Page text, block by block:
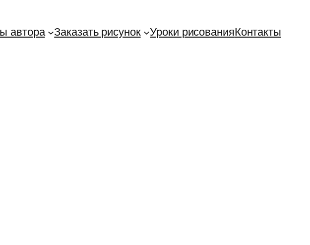
автора Заказать рисунок Уроки рисованияКонтакты